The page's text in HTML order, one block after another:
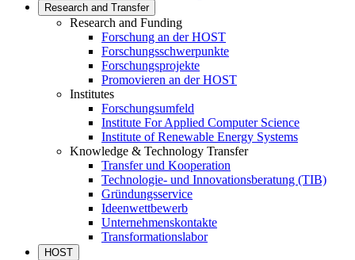
Research and Transfer
Research and Funding
Forschung an der HOST
Forschungsschwerpunkte
Forschungsprojekte
Promovieren an der HOST
Institutes
Forschungsumfeld
Institute For Applied Computer Science
Institute of Renewable Energy Systems
Knowledge & Technology Transfer
Transfer und Kooperation
Technologie- und Innovationsberatung (TIB)
Gründungsservice
Ideenwettbewerb
Unternehmenskontakte
Transformationslabor
HOST